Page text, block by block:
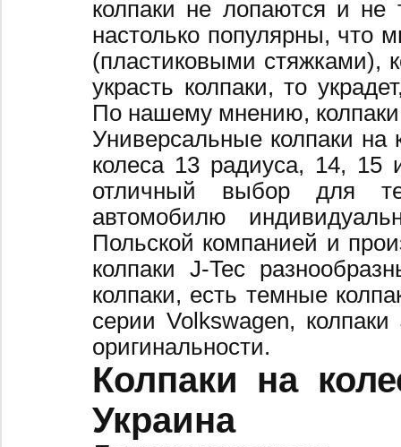
колпаки не лопаются и не
настолько популярны, что
(пластиковыми стяжками),
украсть колпаки, то
По нашему мнению,
Универсальные колпаки
колеса 13 радиуса, 14,
отличный выбор для
автомобилю
Польской компанией и
колпаки J-Tec
колпаки, есть темные
серии Volkswagen,
оригинальности.
Колпаки на
Украина